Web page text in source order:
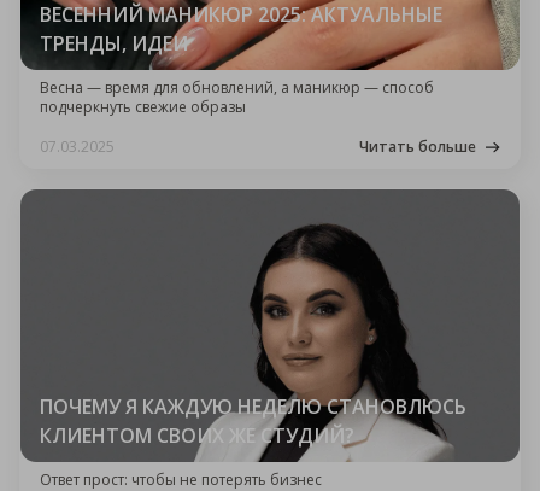
ВЕСЕННИЙ МАНИКЮР 2025: АКТУАЛЬНЫЕ
ТРЕНДЫ, ИДЕИ
Весна — время для обновлений, а маникюр — способ
подчеркнуть свежие образы
07.03.2025
Читать больше
ПОЧЕМУ Я КАЖДУЮ НЕДЕЛЮ СТАНОВЛЮСЬ
КЛИЕНТОМ СВОИХ ЖЕ СТУДИЙ?
Ответ прост: чтобы не потерять бизнес